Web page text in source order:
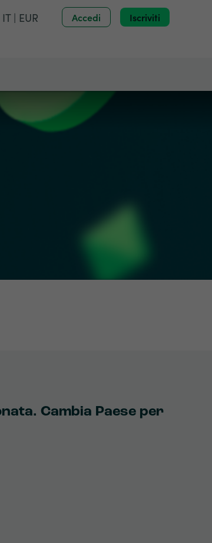
IT | EUR Accedi Iscriviti
Cambia Paese per